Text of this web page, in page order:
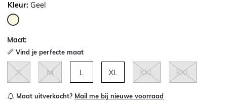
Kleur: Geel
Maat:
Vind je perfecte maat
S M L XL XXL 3XL
Maat uitverkocht? Mail me bij nieuwe voorraad